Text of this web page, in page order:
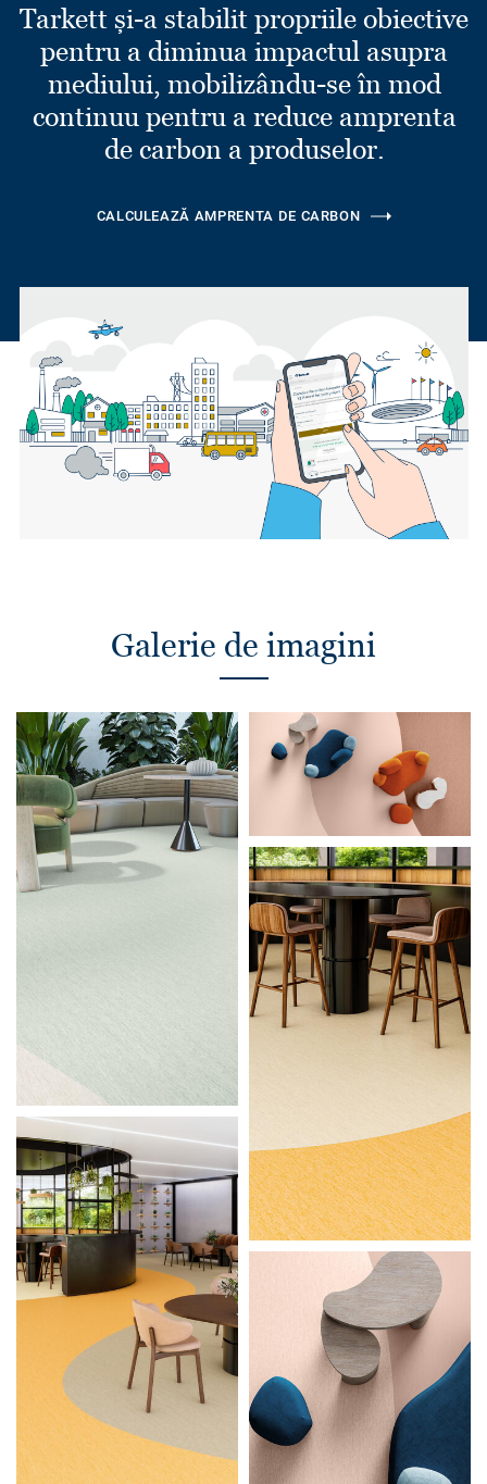
Tarkett și-a stabilit propriile obiective
pentru a diminua impactul asupra
mediului, mobilizându-se în mod
continuu pentru a reduce amprenta
de carbon a produselor.
CALCULEAZĂ AMPRENTA DE CARBON
Galerie de imagini